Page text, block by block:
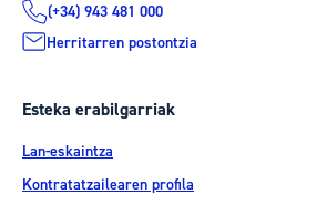
(+34) 943 481 000
Herritarren postontzia
Esteka erabilgarriak
Lan-eskaintza
Kontratatzailearen profila